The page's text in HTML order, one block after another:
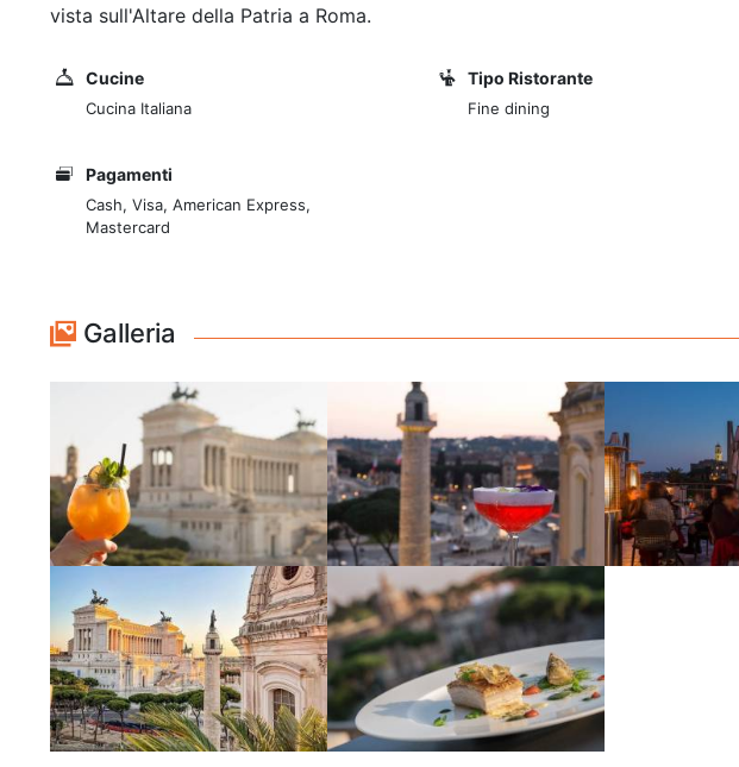
vista sull'Altare della Patria a Roma.
Cucine
Cucina Italiana
Tipo Ristorante
Fine dining
Pagamenti
Cash, Visa, American Express,
Mastercard
Galleria